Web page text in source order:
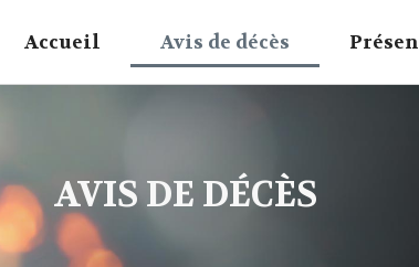
Accueil Avis de décès
AVIS DE DÉCÈS